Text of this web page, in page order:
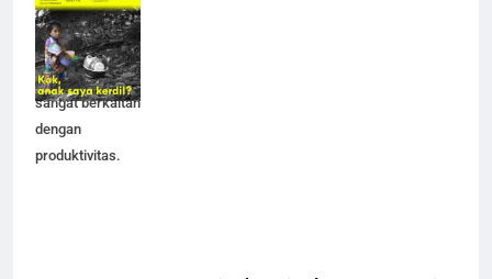
anak menjadi
penting. Kondisi
tinggi badan ini
sangat berkaitan
dengan
produktivitas.